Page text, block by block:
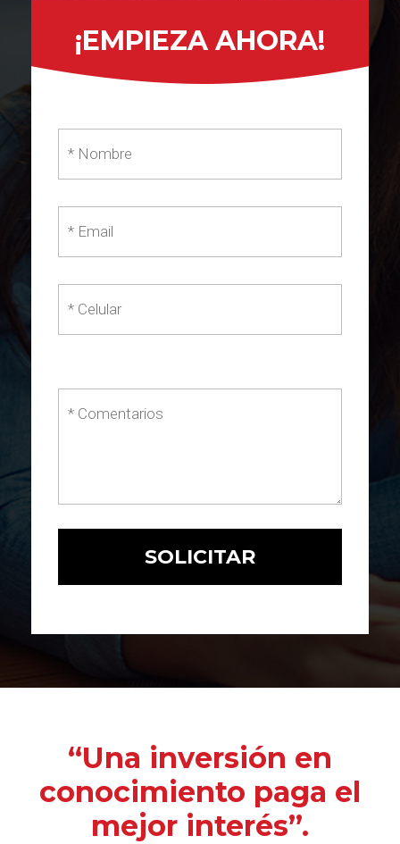
¡EMPIEZA AHORA!
“Una inversión en
conocimiento paga el
mejor interés”.